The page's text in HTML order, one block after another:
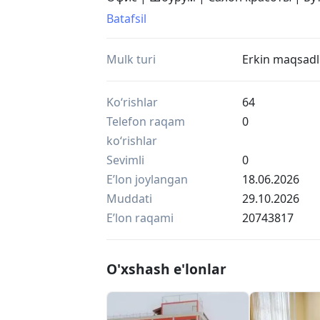
Помещение свободного назначения
3х фазное электричество,
Риэлторская комиссия 50% от одного
Batafsil
Mulk turi Erkin
Ko‘rishlar
64
Telefon raqam
ko‘rishlar
0
Sevimli
0
Eʼlon joylangan
18.06.2026
Muddati
29.10.2026
Eʼlon raqami
20743817
O'xshash e'lonlar